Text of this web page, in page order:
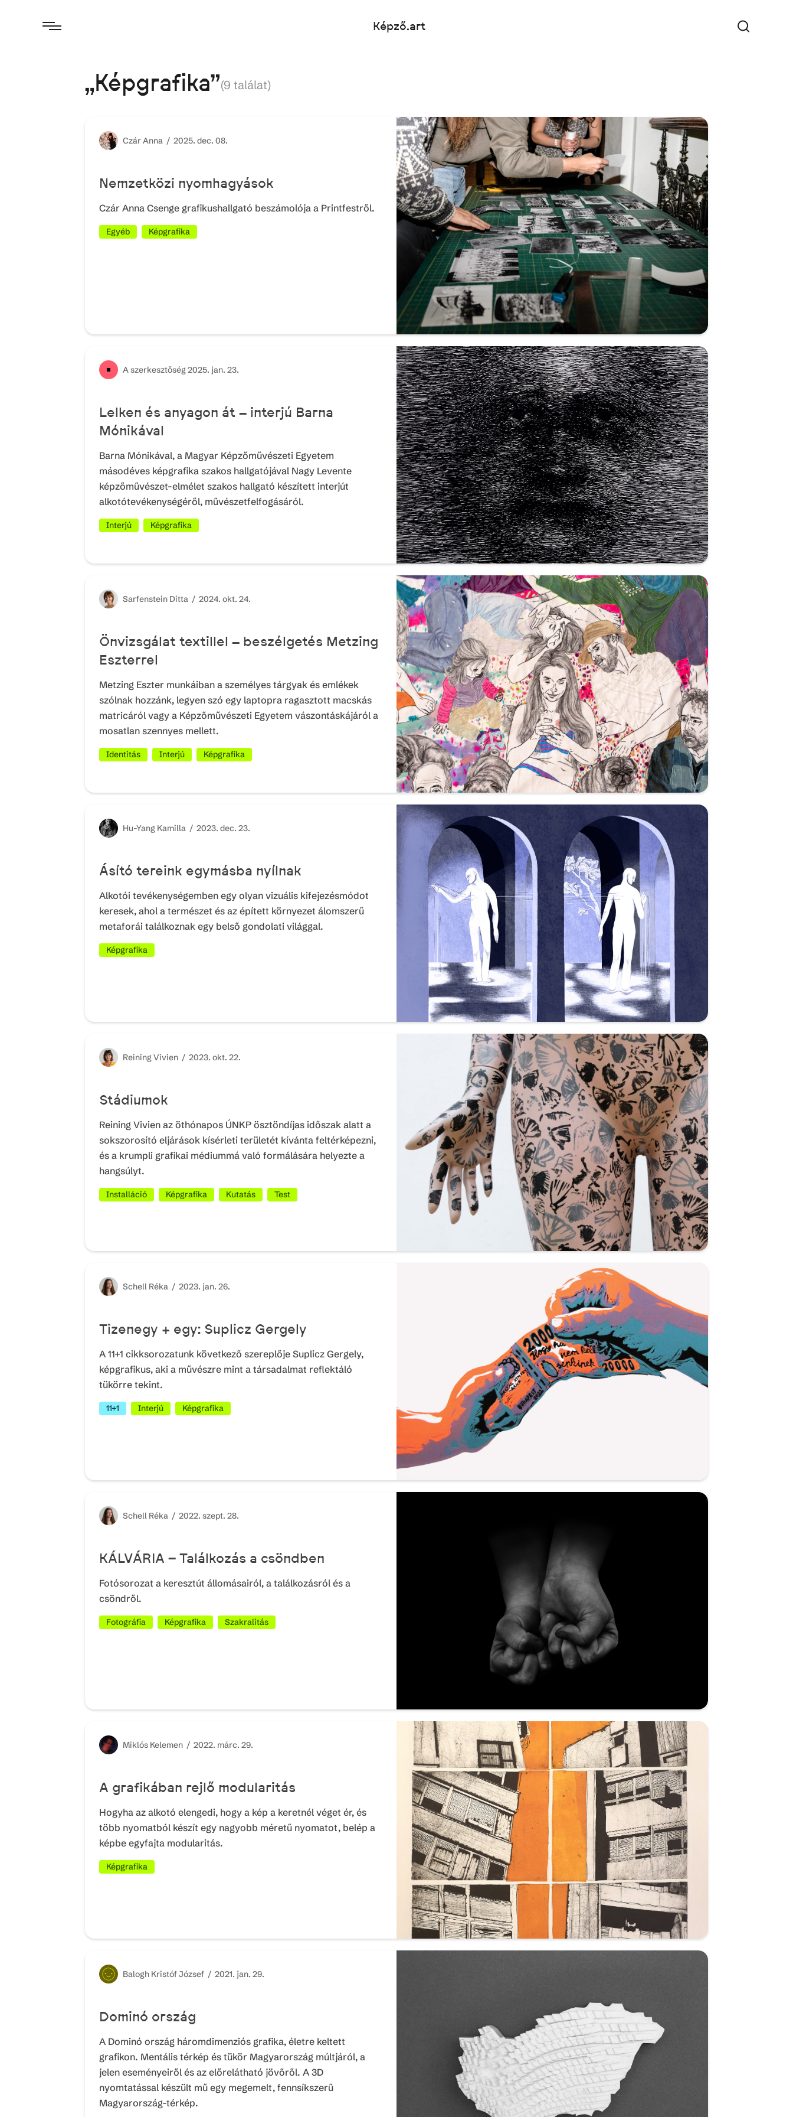
Képző.art
„Képgrafika"(9 találat)
CzárAnna / 2025. dec. 08.
Nemzetközi nyomhagyások
Czár Anna Csenge grafikushallgató beszámolója a Printfestről.
Egyéb Képgrafika
A szerkesztőség 2025. jan. 23.
Lelken és anyagon át – interjú Barna
Mónikával
Barna Mónikával, a Magyar Képzőművészeti Egyetem
másodéves képgrafika szakos hallgatójával Nagy Levente
képzőművészet-elmélet szakos hallgató készített interjút
alkotótevékenységéről, művészetfelfogásáról.
Interjú Képgrafika
Sarfenstein Ditta / 2024. okt. 24.
Önvizsgálat textillel – beszélgetés Metzing
Eszterrel
Metzing Eszter munkáiban a személyes tárgyak és emlékek
szólnak hozzánk, legyen szó egy laptopra ragasztott macskás
matricáról vagy a Képzőművészeti Egyetem vászontáskájáról a
mosatlan szennyes mellett.
Identitás Interjú Képgrafika
Hu-Yang Kamilla / 2023. dec. 23.
Ásító tereink egymásba nyílnak
Alkotói tevékenységemben egy olyan vizuális kifejezésmódot
keresek, ahol a természet és az épített környezet álomszerű
metaforái találkoznak egy belső gondolati világgal.
Képgrafika
Reining Vivien / 2023. okt. 22.
Stádiumok
Reining Vivien az öthónapos ÚNKP ösztöndíjas időszak alatt a
sokszorosító eljárások kísérleti területét kívánta feltérképezni,
és a krumpli grafikai médiummá való formálására helyezte a
hangsúlyt.
Installáció Képgrafika Kutatás Test
Schell Réka / 2023. jan. 26.
Tizenegy + egy: Suplicz Gergely
A 11+1 cikksorozatunk következő szereplője Suplicz Gergely,
képgrafikus, aki a művészre mint a társadalmat reflektáló
tükörre tekint.
11+1 Interjú Képgrafika
Schell Réka / 2022. szept. 28.
KÁLVÁRIA – Találkozás a csöndben
Fotósorozat a keresztút állomásairól, a találkozásról és a
csöndről.
Fotográfia Képgrafika Szakralitás
Miklós Kelemen / 2022. márc. 29.
A grafikában rejlő modularitás
Hogyha az alkotó elengedi, hogy a kép a keretnél véget ér, és
több nyomatból készít egy nagyobb méretű nyomatot, belép a
képbe egyfajta modularitás.
Képgrafika
Balogh Kristóf József / 2021. jan. 29.
Dominó ország
A Dominó ország háromdimenziós grafika, életre keltett
grafikon. Mentális térkép és tükör Magyarország múltjáról, a
jelen eseményeiről és az előrelátható jövőről. A 3D
nyomtatással készült mű egy megemelt, fennsíkszerű
Magyarország-térkép.